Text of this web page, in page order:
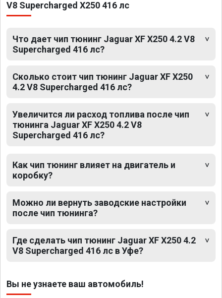
V8 Supercharged X250 416 лс
Что дает чип тюнинг Jaguar XF X250 4.2 V8
Supercharged 416 лс?
Сколько стоит чип тюнинг Jaguar XF X250
4.2 V8 Supercharged 416 лс?
Увеличится ли расход топлива после чип
тюнинга Jaguar XF X250 4.2 V8
Supercharged 416 лс?
Как чип тюнинг влияет на двигатель и
коробку?
Можно ли вернуть заводские настройки
после чип тюнинга?
Где сделать чип тюнинг Jaguar XF X250 4.2
V8 Supercharged 416 лс в Уфе?
Вы не узнаете ваш автомобиль!